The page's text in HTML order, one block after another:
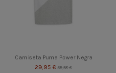
Camiseta Puma Power Negra
29,95 €35,58 €